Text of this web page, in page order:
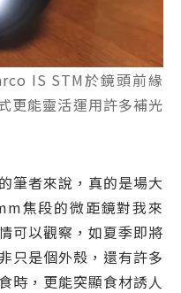
IS STM於鏡頭前緣
更能靈活運用許多補光
者來說，真的是場大
焦段的微距鏡對我來
可以觀察，如夏季即將
只是個外殼，還有許多
時，更能突顯食材誘人